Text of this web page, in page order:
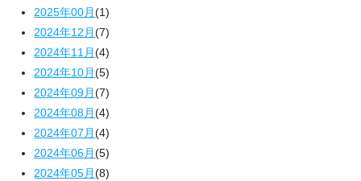
2025年00月(1)
2024年12月(7)
2024年11月(4)
2024年10月(5)
2024年09月(7)
2024年08月(4)
2024年07月(4)
2024年06月(5)
2024年05月(8)